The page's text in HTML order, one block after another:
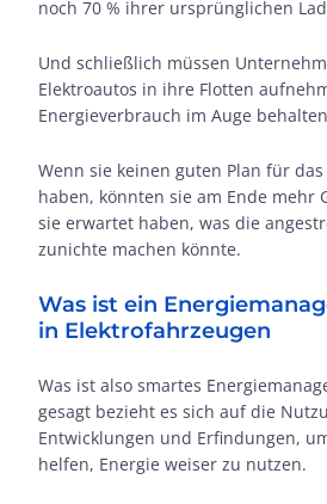
noch 70 % ihrer ursprünglichen
Und schließlich müssen
Elektroautos in ihre Flotten
Energieverbrauch im Auge
Wenn sie keinen guten Plan für
haben, könnten sie am Ende mehr
sie erwartet haben, was die
zunichte machen könnte.
Was ist ein
in Elektrofahrzeugen
Was ist also smartes
gesagt bezieht es sich auf die
Entwicklungen und Erfindungen,
helfen, Energie weiser zu nutzen.